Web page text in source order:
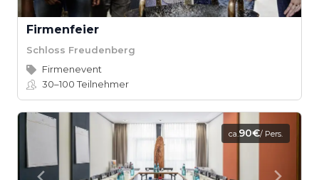
Firmenfeier
Schloss Freudenberg
Firmenevent
30–100Teilnehmer
ca.90€/ Pers.